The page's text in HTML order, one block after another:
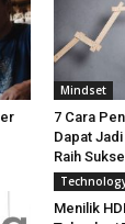
Mindset
7 Cara
Dapat
Raih
Menilik